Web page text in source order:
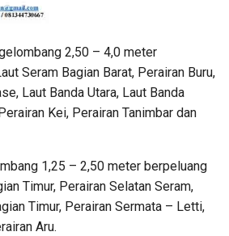
2,50 – 4,0 meter
Seram Bagian Barat, Perairan Buru,
Laut Banda Utara, Laut Banda
Kei, Perairan Tanimbar dan
1,25 – 2,50 meter berpeluang
Timur, Perairan Selatan Seram,
Timur, Perairan Sermata – Letti,
Aru.